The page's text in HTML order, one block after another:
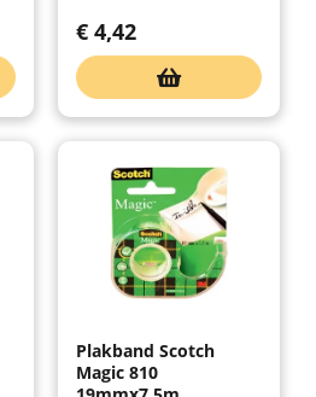
€ 4,42
Plakband Scotch
Magic 810